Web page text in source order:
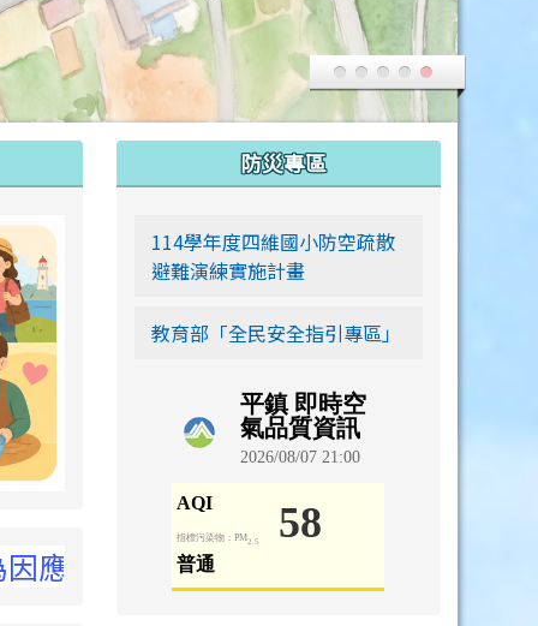
link to https://siwei-family.work-
NCC官網
防災專區
114學年度四維國小防空疏散
避難演練實施計畫
教育部「全民安全指引專區」